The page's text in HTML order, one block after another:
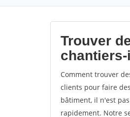
Trouver
Comment trouver
clients pour faire
bâtiment, il n'est
rapidement. Notre